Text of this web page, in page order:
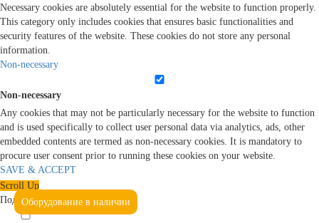
Оборудование в наличии
Necessary cookies are absolutely essential for the website to function properly.
This category only includes cookies that ensures basic functionalities and
security features of the website. These cookies do not store any personal
information.
Non-necessary
Non-necessary
Any cookies that may not be particularly necessary for the website to function
and is used specifically to collect user personal data via analytics, ads, other
embedded contents are termed as non-necessary cookies. It is mandatory to
procure user consent prior to running these cookies on your website.
SAVE & ACCEPT
Scroll Up
Подтвердите, что вы не робот